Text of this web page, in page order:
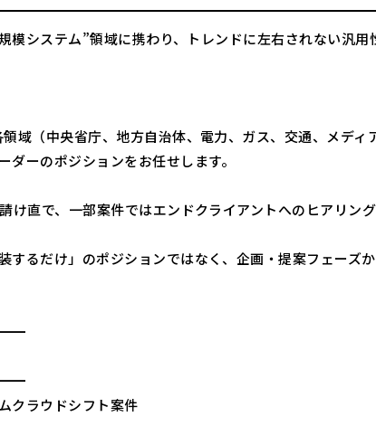
システム”領域に携わり、トレンドに左右されない汎用
域（中央省庁、地方自治体、電力、ガス、交通、メディ
ダーのポジションをお任せします。
け直で、一部案件ではエンドクライアントへのヒアリン
するだけ」のポジションではなく、企画・提案フェーズ
クラウドシフト案件